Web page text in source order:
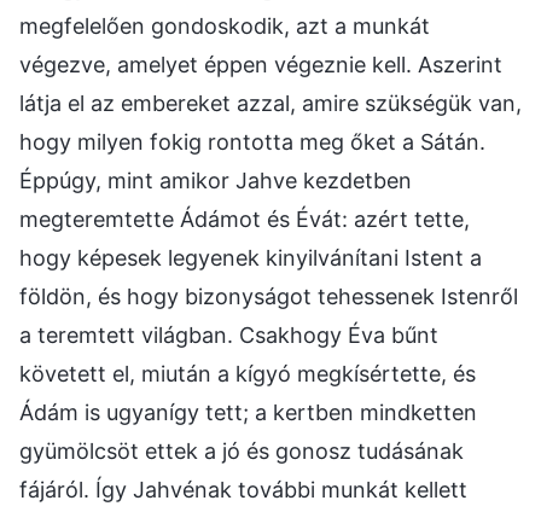
megfelelően gondoskodik, azt a munkát
végezve, amelyet éppen végeznie kell. Aszerint
látja el az embereket azzal, amire szükségük van,
hogy milyen fokig rontotta meg őket a Sátán.
Éppúgy, mint amikor Jahve kezdetben
megteremtette Ádámot és Évát: azért tette,
hogy képesek legyenek kinyilvánítani Istent a
földön, és hogy bizonyságot tehessenek Istenről
a teremtett világban. Csakhogy Éva bűnt
követett el, miután a kígyó megkísértette, és
Ádám is ugyanígy tett; a kertben mindketten
gyümölcsöt ettek a jó és gonosz tudásának
fájáról. Így Jahvénak további munkát kellett